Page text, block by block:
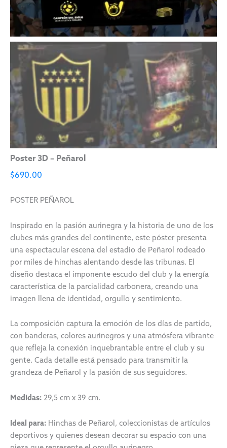
Poster 3D – Peñarol
$690.00
POSTER PEÑAROL
Inspirado en la pasión aurinegra y la historia de uno de los
clubes más grandes del continente, este póster presenta
una espectacular escena del estadio de Peñarol rodeado
por miles de hinchas alentando desde las tribunas. El
diseño destaca el imponente escudo del club y la energía
característica de la parcialidad carbonera, creando una
imagen llena de identidad, orgullo y sentimiento.
La composición captura la emoción de los días de partido,
con banderas, colores aurinegros y una atmósfera vibrante
que refleja la conexión inquebrantable entre el club y su
gente. Cada detalle está pensado para transmitir la
grandeza de Peñarol y la pasión de sus seguidores.
Medidas: 29,5 cm x 39 cm.
Ideal para: Hinchas de Peñarol, coleccionistas de artículos
deportivos y quienes desean decorar su espacio con una